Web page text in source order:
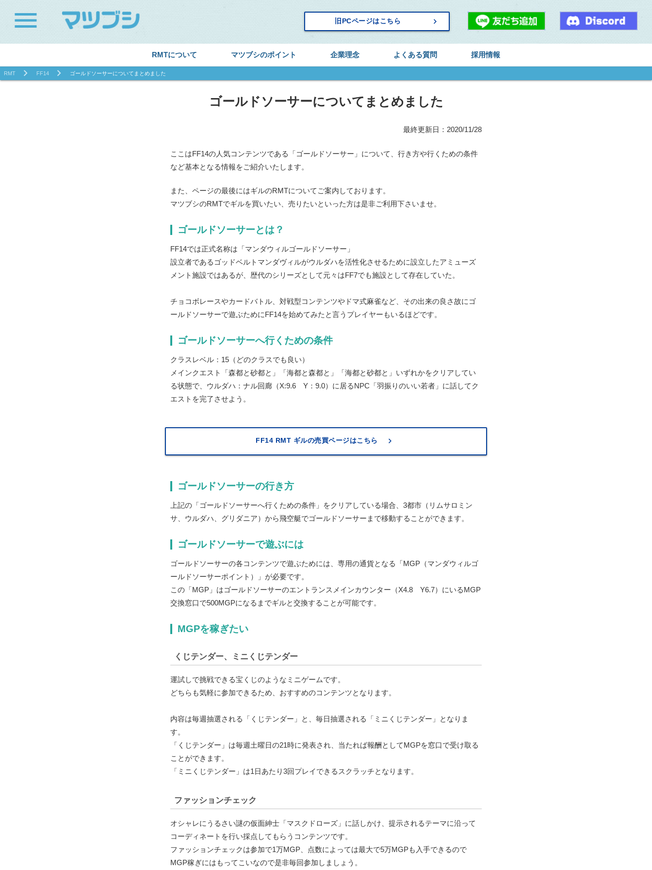
menu 旧PCページはこちら keyboard_arrow_right
RMTについて マツブシのポイント 企業理念 よくある質問 採用情報
RMT FF14 ゴールドソーサーについてまとめました
ゴールドソーサーについてまとめました
最終更新日：2020/11/28
ここはFF14の人気コンテンツである「ゴールドソーサー」について、行き方や行くための条件
など基本となる情報をご紹介いたします。
また、ページの最後にはギルのRMTについてご案内しております。
マツブシのRMTでギルを買いたい、売りたいといった方は是非ご利用下さいませ。
ゴールドソーサーとは？
FF14では正式名称は「マンダウィルゴールドソーサー」
設立者であるゴッドベルトマンダヴィルがウルダハを活性化させるために設立したアミューズ
メント施設ではあるが、歴代のシリーズとして元々はFF7でも施設として存在していた。
チョコボレースやカードバトル、対戦型コンテンツやドマ式麻雀など、その出来の良さ故にゴ
ールドソーサーで遊ぶためにFF14を始めてみたと言うプレイヤーもいるほどです。
ゴールドソーサーへ行くための条件
クラスレベル：15（どのクラスでも良い）
メインクエスト「森都と砂都と」「海都と森都と」「海都と砂都と」いずれかをクリアしてい
る状態で、ウルダハ：ナル回廊（X:9.6 Y：9.0）に居るNPC「羽振りのいい若者」に話してク
エストを完了させよう。
FF14 RMT ギルの売買ページはこちら keyboard_arrow_right
ゴールドソーサーの行き方
上記の「ゴールドソーサーへ行くための条件」をクリアしている場合、3都市（リムサロミン
サ、ウルダハ、グリダニア）から飛空艇でゴールドソーサーまで移動することができます。
ゴールドソーサーで遊ぶには
ゴールドソーサーの各コンテンツで遊ぶためには、専用の通貨となる「MGP（マンダウィルゴ
ールドソーサーポイント）」が必要です。
この「MGP」はゴールドソーサーのエントランスメインカウンター（X4.8 Y6.7）にいるMGP
交換窓口で500MGPになるまでギルと交換することが可能です。
MGPを稼ぎたい
くじテンダー、ミニくじテンダー
運試しで挑戦できる宝くじのようなミニゲームです。
どちらも気軽に参加できるため、おすすめのコンテンツとなります。
内容は毎週抽選される「くじテンダー」と、毎日抽選される「ミニくじテンダー」となりま
す。
「くじテンダー」は毎週土曜日の21時に発表され、当たれば報酬としてMGPを窓口で受け取る
ことができます。
「ミニくじテンダー」は1日あたり3回プレイできるスクラッチとなります。
ファッションチェック
オシャレにうるさい謎の仮面紳士「マスクドローズ」に話しかけ、提示されるテーマに沿って
コーディネートを行い採点してもらうコンテンツです。
ファッションチェックは参加で1万MGP、点数によっては最大で5万MGPも入手できるので
MGP稼ぎにはもってこいなので是非毎回参加しましょう。